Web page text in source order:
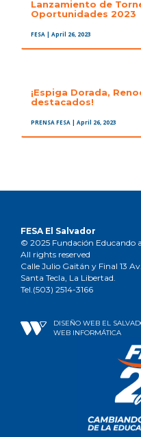
Lanzamiento de
Oportunidades 2023
FESA | April 26, 2023
¡Espiga Dorada,
destacados!
PRENSA FESA | April 26, 2023
FESA El Salvador
© 2025 Fundación Educando
All rights reserved
Calle Julio Gaitán y Final 13
Santa Tecla, La Libertad.
Tel.(503) 2514-3166
DISEÑO WEB EL
WEB INFORMÁTICA